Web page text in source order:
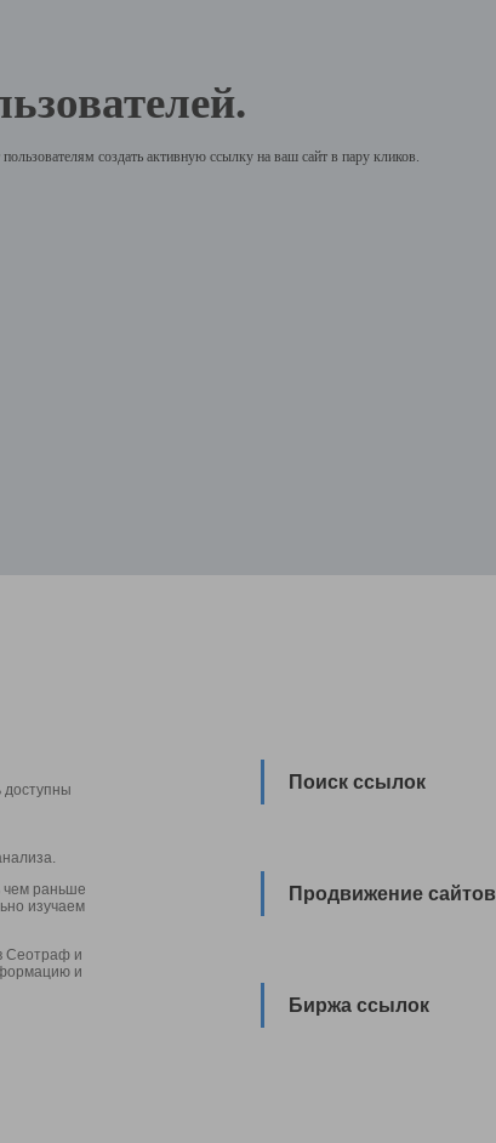
создать активную ссылку на ваш сайт в пару кликов.
доступны
чем раньше
изучаем
Сеотраф и
и
Поиск ссылок
Продвижение сайтов
Биржа ссылок